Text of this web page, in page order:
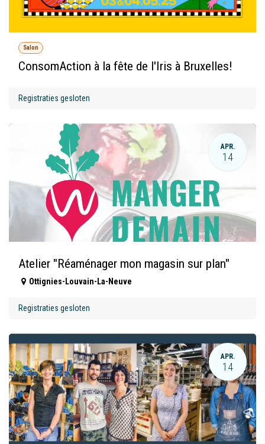
Salon
ConsomAction à la fête de l'Iris à Bruxelles!
Registraties gesloten
APR.
14
Atelier "Réaménager mon magasin sur plan"
Ottignies-Louvain-La-Neuve
Registraties gesloten
APR.
14